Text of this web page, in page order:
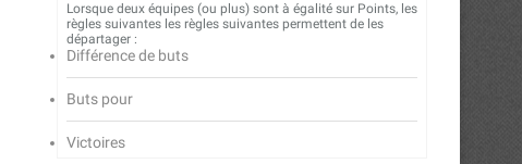
Lorsque deux équipes (ou plus) sont à égalité sur Points, les
règles suivantes les règles suivantes permettent de les
départager :
Différence de buts
Buts pour
Victoires